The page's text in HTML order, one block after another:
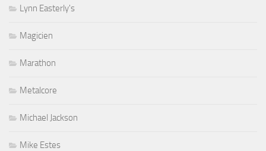
Lynn Easterly's
Magicien
Marathon
Metalcore
Michael Jackson
Mike Estes